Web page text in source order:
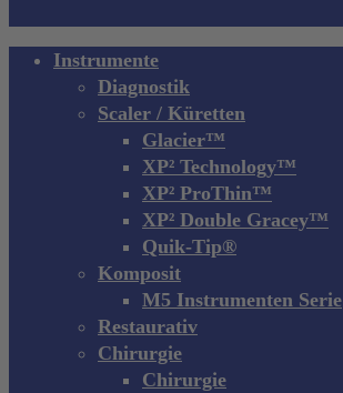
Close Instrumente
Diagnostik
Scaler / Küretten
Glacier™
XP² Technology™
XP² ProThin™
XP² Double Gracey™
Quik-Tip®
Komposit
M5 Instrumenten Serie
Restaurativ
Chirurgie
Chirurgie